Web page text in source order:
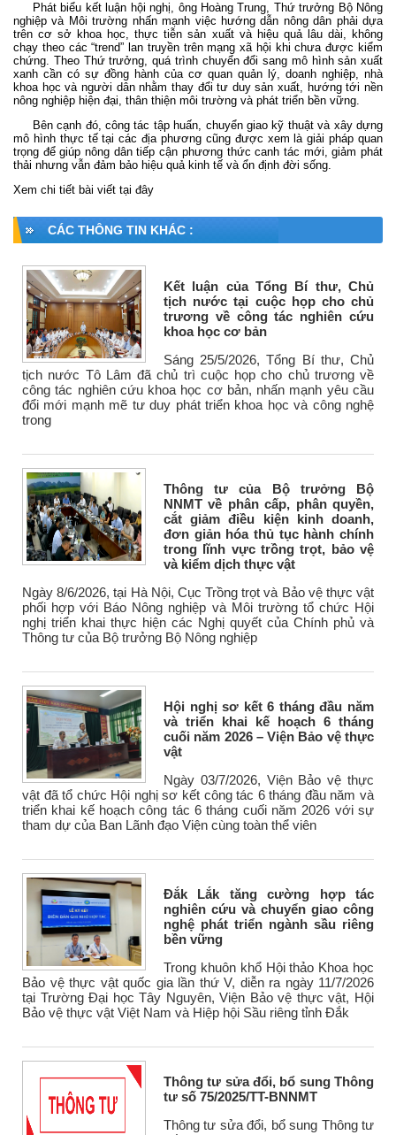
Phát biểu kết luận hội nghị, ông Hoàng Trung, Thứ trưởng Bộ Nông
nghiệp và Môi trường nhấn mạnh việc hướng dẫn nông dân phải dựa
trên cơ sở khoa học, thực tiễn sản xuất và hiệu quả lâu dài, không
chạy theo các “trend” lan truyền trên mạng xã hội khi chưa được kiểm
chứng. Theo Thứ trưởng, quá trình chuyển đổi sang mô hình sản xuất
xanh cần có sự đồng hành của cơ quan quản lý, doanh nghiệp, nhà
khoa học và người dân nhằm thay đổi tư duy sản xuất, hướng tới nền
nông nghiệp hiện đại, thân thiện môi trường và phát triển bền vững.
Bên cạnh đó, công tác tập huấn, chuyển giao kỹ thuật và xây dựng
mô hình thực tế tại các địa phương cũng được xem là giải pháp quan
trọng để giúp nông dân tiếp cận phương thức canh tác mới, giảm phát
thải nhưng vẫn đảm bảo hiệu quả kinh tế và ổn định đời sống.
Xem chi tiết bài viết tại đây
CÁC THÔNG TIN KHÁC :
Kết luận của Tổng Bí thư, Chủ
tịch nước tại cuộc họp cho chủ
trương về công tác nghiên cứu
khoa học cơ bản
Sáng 25/5/2026, Tổng Bí thư, Chủ
tịch nước Tô Lâm đã chủ trì cuộc họp cho chủ trương về
công tác nghiên cứu khoa học cơ bản, nhấn mạnh yêu cầu
đổi mới mạnh mẽ tư duy phát triển khoa học và công nghệ
trong
Thông tư của Bộ trưởng Bộ
NNMT về phân cấp, phân quyền,
cắt giảm điều kiện kinh doanh,
đơn giản hóa thủ tục hành chính
trong lĩnh vực trồng trọt, bảo vệ
và kiểm dịch thực vật
Ngày 8/6/2026, tại Hà Nội, Cục Trồng trọt và Bảo vệ thực vật
phối hợp với Báo Nông nghiệp và Môi trường tổ chức Hội
nghị triển khai thực hiện các Nghị quyết của Chính phủ và
Thông tư của Bộ trưởng Bộ Nông nghiệp
Hội nghị sơ kết 6 tháng đầu năm
và triển khai kế hoạch 6 tháng
cuối năm 2026 – Viện Bảo vệ thực
vật
Ngày 03/7/2026, Viện Bảo vệ thực
vật đã tổ chức Hội nghị sơ kết công tác 6 tháng đầu năm và
triển khai kế hoạch công tác 6 tháng cuối năm 2026 với sự
tham dự của Ban Lãnh đạo Viện cùng toàn thể viên
Đắk Lắk tăng cường hợp tác
nghiên cứu và chuyển giao công
nghệ phát triển ngành sầu riêng
bền vững
Trong khuôn khổ Hội thảo Khoa học
Bảo vệ thực vật quốc gia lần thứ V, diễn ra ngày 11/7/2026
tại Trường Đại học Tây Nguyên, Viện Bảo vệ thực vật, Hội
Bảo vệ thực vật Việt Nam và Hiệp hội Sầu riêng tỉnh Đắk
Thông tư sửa đổi, bổ sung Thông
tư số 75/2025/TT-BNNMT
Thông tư sửa đổi, bổ sung Thông tư